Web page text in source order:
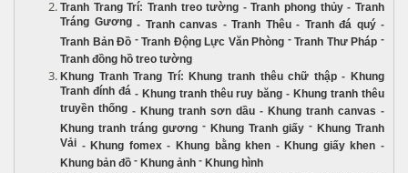
Tranh Trang Trí: Tranh treo tường -Tranh phong thủy-Tranh
Tráng Gương- Tranh canvas - Tranh Thêu- Tranh đá quý-
Tranh Bản Đồ -Tranh Động Lực Văn Phòng -Tranh Thư Pháp -
Tranh đồng hồ treo tường
Khung Tranh Trang Trí: Khung tranh thêu chữ thập- Khung
Tranh đính đá- Khung tranh thêu ruy băng - Khung tranh thêu
truyền thống - Khung tranh sơn dầu - Khung tranh canvas -
Khung tranh tráng gương - Khung Tranh giấy - Khung Tranh
Vải - Khung fomex- Khung bằng khen - Khung giấy khen -
Khung bản đồ - Khung ảnh - Khung hình